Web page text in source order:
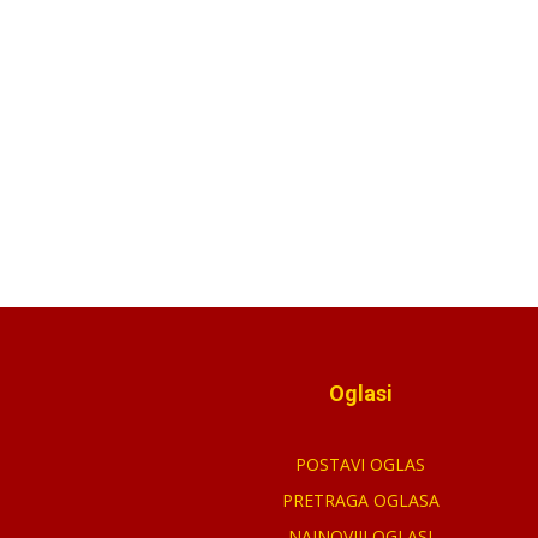
Oglasi
POSTAVI OGLAS
PRETRAGA OGLASA